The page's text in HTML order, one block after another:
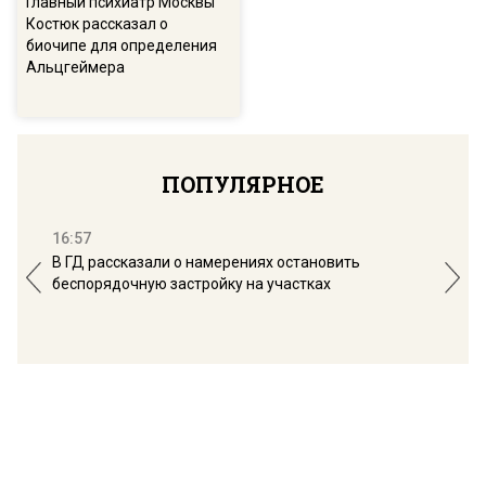
Костюк рассказал о
биочипе для определения
Альцгеймера
ПОПУЛЯРНОЕ
16:57
В ГД рассказали о намерениях остановить
беспорядочную застройку на участках